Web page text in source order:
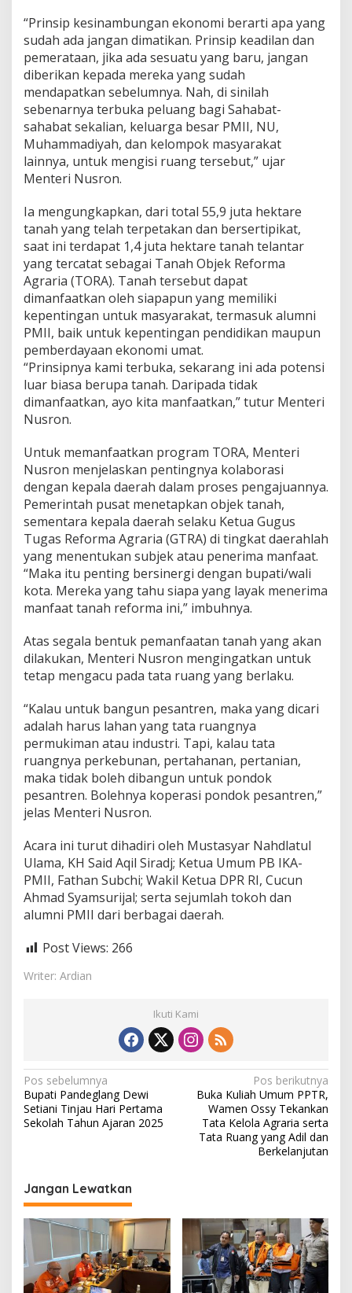
u
j
u
d
a
n
K
e
d
i
a
n
P
e
m
e
r
t
a
a
n
d
K
e
i
n
a
m
b
u
n
g
a
E
o
n
m
i
“Prinsip kesinambungan ekonomi berarti apa yang
sudah ada jangan dimatikan. Prinsip keadilan dan
pemerataan, jika ada sesuatu yang baru, jangan
diberikan kepada mereka yang sudah
mendapatkan sebelumnya. Nah, di sinilah
sebenarnya terbuka peluang bagi Sahabat-
sahabat sekalian, keluarga besar PMII, NU,
Muhammadiyah, dan kelompok masyarakat
lainnya, untuk mengisi ruang tersebut,” ujar
Menteri Nusron.
Ia mengungkapkan, dari total 55,9 juta hektare
tanah yang telah terpetakan dan bersertipikat,
saat ini terdapat 1,4 juta hektare tanah telantar
yang tercatat sebagai Tanah Objek Reforma
Agraria (TORA). Tanah tersebut dapat
dimanfaatkan oleh siapapun yang memiliki
kepentingan untuk masyarakat, termasuk alumni
PMII, baik untuk kepentingan pendidikan maupun
pemberdayaan ekonomi umat.
“Prinsipnya kami terbuka, sekarang ini ada potensi
luar biasa berupa tanah. Daripada tidak
dimanfaatkan, ayo kita manfaatkan,” tutur Menteri
Nusron.
Untuk memanfaatkan program TORA, Menteri
Nusron menjelaskan pentingnya kolaborasi
dengan kepala daerah dalam proses pengajuannya.
Pemerintah pusat menetapkan objek tanah,
sementara kepala daerah selaku Ketua Gugus
Tugas Reforma Agraria (GTRA) di tingkat daerahlah
yang menentukan subjek atau penerima manfaat.
“Maka itu penting bersinergi dengan bupati/wali
kota. Mereka yang tahu siapa yang layak menerima
manfaat tanah reforma ini,” imbuhnya.
Atas segala bentuk pemanfaatan tanah yang akan
dilakukan, Menteri Nusron mengingatkan untuk
tetap mengacu pada tata ruang yang berlaku.
“Kalau untuk bangun pesantren, maka yang dicari
adalah harus lahan yang tata ruangnya
permukiman atau industri. Tapi, kalau tata
ruangnya perkebunan, pertahanan, pertanian,
maka tidak boleh dibangun untuk pondok
pesantren. Bolehnya koperasi pondok pesantren,”
jelas Menteri Nusron.
Acara ini turut dihadiri oleh Mustasyar Nahdlatul
Ulama, KH Said Aqil Siradj; Ketua Umum PB IKA-
PMII, Fathan Subchi; Wakil Ketua DPR RI, Cucun
Ahmad Syamsurijal; serta sejumlah tokoh dan
alumni PMII dari berbagai daerah.
Post Views: 266
Writer: Ardian
Ikuti Kami
N
a
v
a
s
i
p
o
Pos sebelumnya
Bupati Pandeglang Dewi
Setiani Tinjau Hari Pertama
Sekolah Tahun Ajaran 2025
Pos berikutnya
Buka Kuliah Umum PPTR,
Wamen Ossy Tekankan
Tata Kelola Agraria serta
Tata Ruang yang Adil dan
Berkelanjutan
Jangan Lewatkan